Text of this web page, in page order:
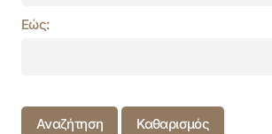
Εώς:
Αναζήτηση Καθαρισμός